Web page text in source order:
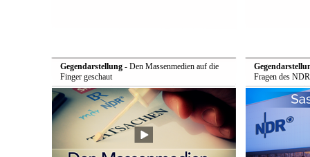
Gegendarstellung- Den Massenmedien auf die
Finger geschaut
Fragen des